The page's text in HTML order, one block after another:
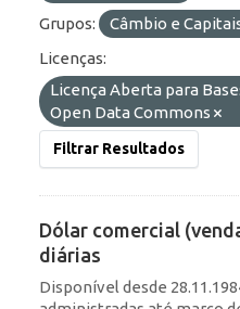
Grupos:
Câmbio e
Licenças:
Licença Aberta para
Open Data Commons
Filtrar Resultados
Dólar comercial
diárias
Disponível desde